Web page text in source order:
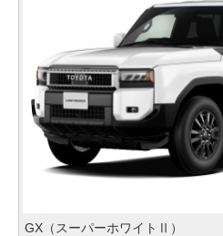
GX（スーパーホワイトⅡ）